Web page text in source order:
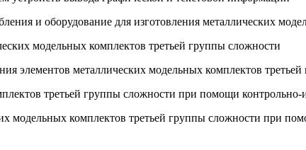
и оборудование для изготовления металлических
модельных комплектов третьей группы сложности
элементов металлических модельных комплектов
третьей группы сложности при помощи
модельных комплектов третьей группы сложности при